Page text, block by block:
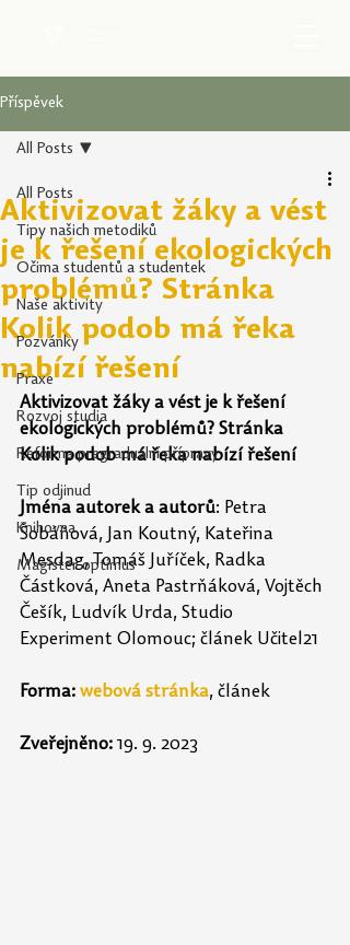
Příspěvek
All Posts
Tipy našich metodiků
Očima studentů a studentek
Naše aktivity
Pozvánky
Praxe
Rozvoj studia
Reforma pregraduální přípravy
Tip odjinud
Knihovna
Magister optimus
All Posts
Aktivizovat žáky a vést
je k řešení ekologických
problémů? Stránka
Kolik podob má řeka
nabízí řešení
Aktivizovat žáky a vést je k řešení
ekologických problémů? Stránka
Kolik podob má řeka nabízí řešení
Jména autorek a autorů: Petra
Šobáňová, Jan Koutný, Kateřina
Mesdag, Tomáš Juříček, Radka
Částková, Aneta Pastrňáková, Vojtěch
Češík, Ludvík Urda, Studio
Experiment Olomouc; článek Učitel21
Forma: webová stránka, článek
Zveřejněno: 19. 9. 2023